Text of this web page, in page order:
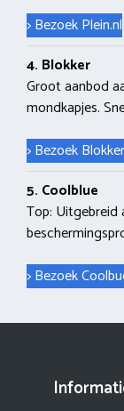
> Bezoek Plein.nl
4. Blokker
Groot aanbod
mondkapjes.
> Bezoek
5. Coolblue
Top: Uitgebreid
> Bezoek